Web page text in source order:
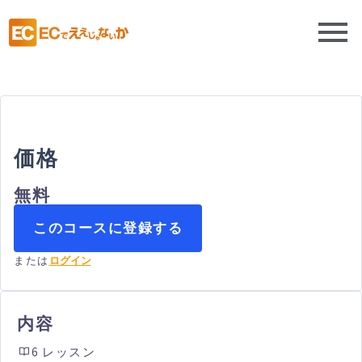
価格
無料
このコースに登録する
または ログイン
内容
6 レッスン